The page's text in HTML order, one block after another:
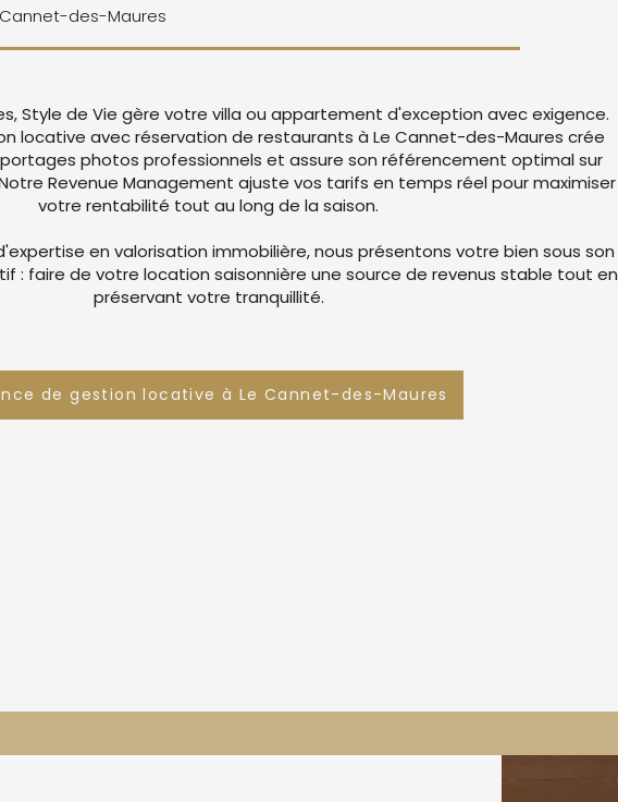
des-Maures
Style de Vie gère votre villa ou appartement d'exception avec exigence.
locative avec réservation de restaurants à Le Cannet-des-Maures crée
photos professionnels et assure son référencement optimal sur
Revenue Management ajuste vos tarifs en temps réel pour maximiser
votre rentabilité tout au long de la saison.
en valorisation immobilière, nous présentons votre bien sous son
: faire de votre location saisonnière une source de revenus stable tout en
préservant votre tranquillité.
de gestion locative à Le Cannet-des-Maures